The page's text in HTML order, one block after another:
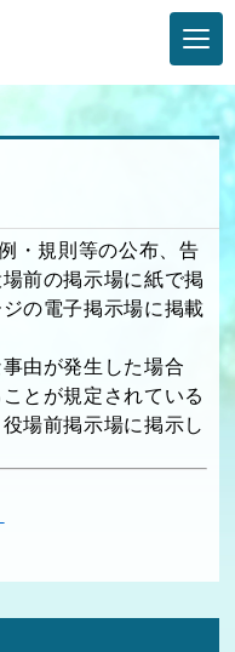
・規則等の公布、告
前の掲示場に紙で掲
の電子掲示場に掲載
由が発生した場合
とが規定されている
場前掲示場に掲示し